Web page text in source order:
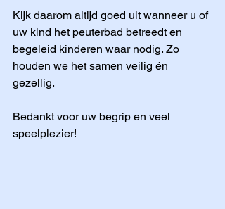
Kijk daarom altijd goed uit wanneer u of
uw kind het peuterbad betreedt en
begeleid kinderen waar nodig. Zo
houden we het samen veilig én
gezellig.
Bedankt voor uw begrip en veel
speelplezier!